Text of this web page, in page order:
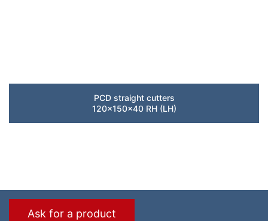
PCD straight cutters
120x150x40 RH (LH)
Ask for a product